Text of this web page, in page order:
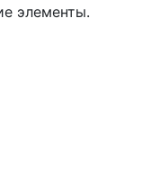
элементы.